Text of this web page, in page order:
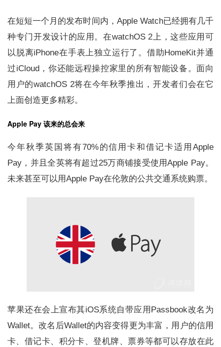
在短短一个月的发布时间内，Apple Watch已经拥有几千
种专门开发设计的应用。在watchOS 2上，这些应用可
以脱离iPhone在手表上独立运行了。借助HomeKit并通
过iCloud，你还能远程操控家里的所有智能设备。面向
用户的watchOS 2将在今年秋季推出，开发者们会在它
上面创造更多精彩。
Apple Pay 该来的总会来
今年秋季英国将有70%的信用卡和借记卡适用Apple
Pay，并且全英将有超过25万商铺接受使用Apple Pay。
未来甚至可以用Apple Pay在伦敦的公共交通系统购票。
苹果还在会上宣布其iOS系统自带应用Passbook改名为
Wallet。改名后Wallet的内容变得更为丰富，用户的信用
卡、借记卡、积分卡、登机牌、票券等都可以存放在此